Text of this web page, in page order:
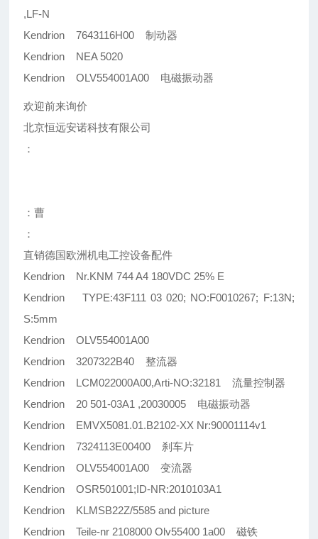
,LF-N
Kendrion 7643116H00 制动器
Kendrion NEA 5020
Kendrion OLV554001A00 电磁振动器
欢迎前来询价
北京恒远安诺科技有限公司
：
：曹
：
直销德国欧洲机电工控设备配件
Kendrion Nr.KNM 744 A4 180VDC 25% E
Kendrion TYPE:43F111 03 020; NO:F0010267; F:13N;
S:5mm
Kendrion OLV554001A00
Kendrion 3207322B40 整流器
Kendrion LCM022000A00,Arti-NO:32181 流量控制器
Kendrion 20 501-03A1 ,20030005 电磁振动器
Kendrion EMVX5081.01.B2102-XX Nr:90001114v1
Kendrion 7324113E00400 刹车片
Kendrion OLV554001A00 变流器
Kendrion OSR501001;ID-NR:2010103A1
Kendrion KLMSB22Z/5585 and picture
Kendrion Teile-nr 2108000 Olv55400 1a00 磁铁